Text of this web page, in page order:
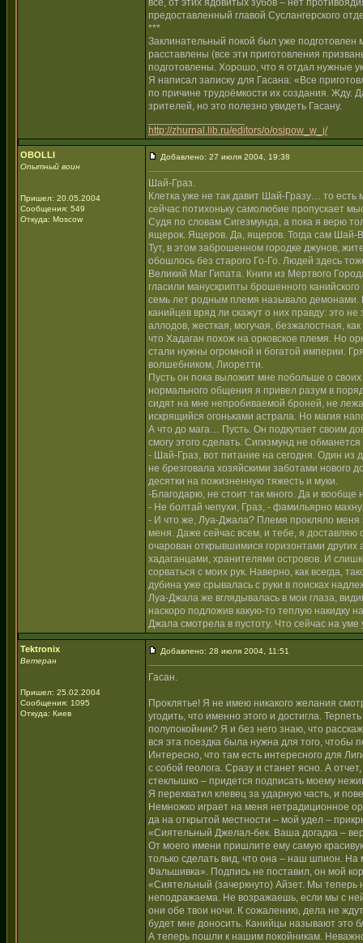
всё, от этих ядовитых зубов – нет
предоставленный главой Суслангерского
***
Заклинательный покой был уже
расставлены (все эти приготовления
подготовлены. Хорошо, что я отдал нужные
Я написал записку для Гасана: «Все
по причине трудоёмкости их создания. Жду.
зрителей, но это полезно увидеть Гасану.
http://zhurnal.lib.ru/editors/o/osipow_w_j/
OBOLLI
Опытный воин
Пришел: 20.05.2004
Сообщения: 549
Откуда: Moscow
Добавлено: 27 июля 2004, 19:38
Шай-Граз.
Клетка уже не так давит Шай-Гразу… то есть
сейчас потихоньку самолюбие пропускает
Судя по словам Сигезмунда, а пока я верю
ящерок. Ящеров. Да, ящеров. Тогда сам Шай-
Тут, в этом заброшенном городке джунов,
обошлось без старого Го-Го. Людей здесь
Великий Маг Гипата. Книги из Мертвого
гласили манускрипты брошенного
семь лет родным племя называло демонами.
канийцев вряд ли скажут о них правду: это
аллодов, жесткая, могучая, безжалостная,
что Хадаган похож на орковское племя. Но
стали нужны огромной и богатой империи.
волшебником, Лиоретти.
Пусть он пока выложит мне побольше о
нормального общения я привел разум в
сидят на мне непробиваемой броней, не
искрящийся огоньками астрала. Но магия
А что до мага… Пусть. Он подкупает своим
смогу этого сделать. Сигизмунд не
- Шай-Граз, вот питание на сегодня. Один из
не брезговала хозяйскими заботами нового
десятки на пожизненную тяжесть и муки.
-Благодарю, не стоит так много. Да и вообще
- Не болтай чепухи, Граз, - фамильярно
- И что же, Луа-Джала? Племя прокляло меня
меня. Даже сейчас всем, и тебе, я
очарован открывшимися горизонтами
хадаганцами, хранителями островов. И
сорваться с моих рук. Наверно, как всегда,
дубина уже срывалась с руки в поисках
Луа-Джала же вглядывалась в мои глаза,
наскоро подложив какую-то теплую накидку
Джала смотрела в пустоту. Что сейчас на
Tektronix
Ветеран
Пришел: 25.02.2004
Сообщения: 1095
Откуда: Киев
Добавлено: 28 июля 2004, 11:51
Гасан.
Проклятье! Я не имею никакого желания
угодить, что именно этого и достигла.
полупокойник? Я и без него знаю, что
вся эта поездка была нужна для того, чтобы
Интересно, что там есть интересного для
с собой геолога. Сразу и станет ясно. А
стеклышко – придется подписать моему
Я перехватил клевец за ударную часть, и
Немножко играет на меня нетрадиционное
да на открытой местности – мой удел –
«Сиятельный Джелал-бек. Ваша догадка –
От моего имени пришлите ему самую
только сделать вид, что она – наш шпион.
Фальшивка». Подпись не поставил, он мой
«Сиятельный (зачеркнуто) Айзет. Мы теперь
неподражаема. Не возражаешь, если мы с
они обе твои ночи. К сожалению, дела не
будет мне доносить. Канийцы называют это
А теперь пошли к нашим покойникам.